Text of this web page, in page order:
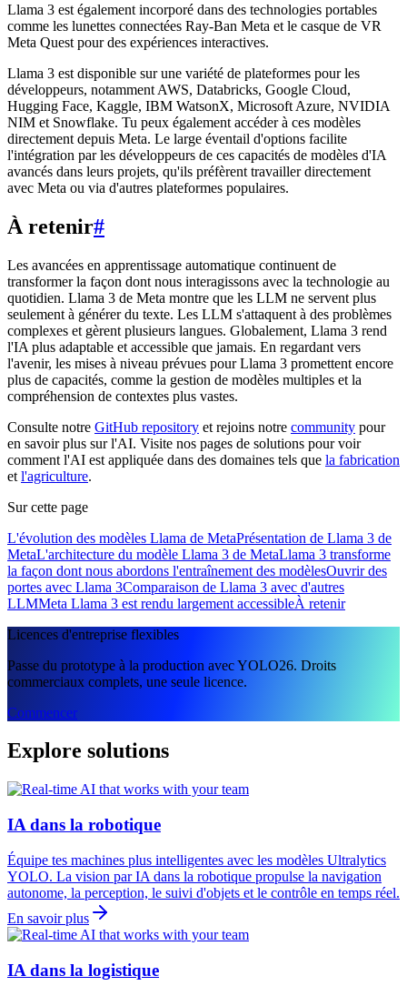
Llama 3 est également incorporé dans des technologies portables
comme les lunettes connectées Ray-Ban Meta et le casque de VR
Meta Quest pour des expériences interactives.
Llama 3 est disponible sur une variété de plateformes pour les
développeurs, notamment AWS, Databricks, Google Cloud,
Hugging Face, Kaggle, IBM WatsonX, Microsoft Azure, NVIDIA
NIM et Snowflake. Tu peux également accéder à ces modèles
directement depuis Meta. Le large éventail d'options facilite
l'intégration par les développeurs de ces capacités de modèles d'IA
avancés dans leurs projets, qu'ils préfèrent travailler directement
avec Meta ou via d'autres plateformes populaires.
À retenir#
Les avancées en apprentissage automatique continuent de
transformer la façon dont nous interagissons avec la technologie au
quotidien. Llama 3 de Meta montre que les LLM ne servent plus
seulement à générer du texte. Les LLM s'attaquent à des problèmes
complexes et gèrent plusieurs langues. Globalement, Llama 3 rend
l'IA plus adaptable et accessible que jamais. En regardant vers
l'avenir, les mises à niveau prévues pour Llama 3 promettent encore
plus de capacités, comme la gestion de modèles multiples et la
compréhension de contextes plus vastes.
Consulte notre GitHub repository et rejoins notre community pour
en savoir plus sur l'AI. Visite nos pages de solutions pour voir
comment l'AI est appliquée dans des domaines tels que la fabrication
et l'agriculture.
Sur cette page
L'évolution des modèles Llama de MetaPrésentation de Llama 3 de
MetaL'architecture du modèle Llama 3 de MetaLlama 3 transforme
la façon dont nous abordons l'entraînement des modèlesOuvrir des
portes avec Llama 3Comparaison de Llama 3 avec d'autres
LLMMeta Llama 3 est rendu largement accessibleÀ retenir
Licences d'entreprise flexibles
Passe du prototype à la production avec YOLO26. Droits
commerciaux complets, une seule licence.
Commencer
Explore solutions
IA dans la robotique
Équipe tes machines plus intelligentes avec les modèles Ultralytics
YOLO. La vision par IA dans la robotique propulse la navigation
autonome, la perception, le suivi d'objets et le contrôle en temps réel.
En savoir plus
IA dans la logistique